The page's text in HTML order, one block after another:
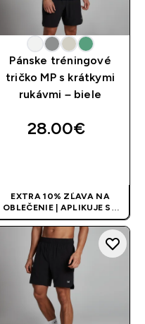
Pánske tréningové
tričko MP s krátkymi
rukávmi – biele
28.00€‎
EXTRA 10% ZĽAVA NA
OBLEČENIE | APLIKUJE SA
AUTOMATICKY PRI KÚPE 3
KS